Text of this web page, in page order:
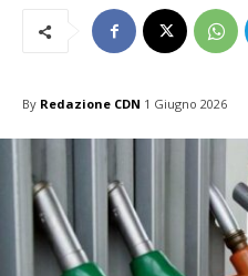
By Redazione CDN 1 Giugno 2026